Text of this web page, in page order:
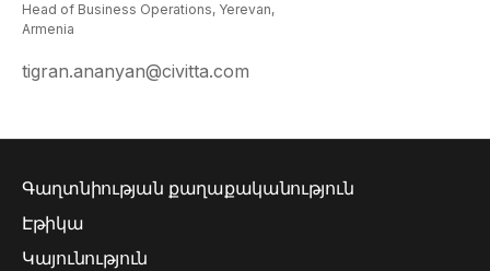
Head of Business Operations, Yerevan,
Armenia
tigran.ananyan@civitta.com
Գաղտնիության քաղաքականություն
Էթիկա
Կայունություն